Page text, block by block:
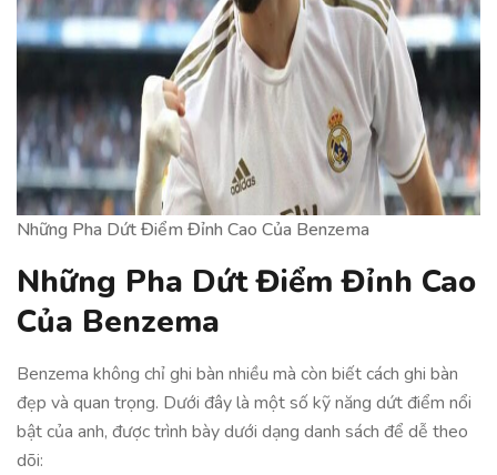
Những Pha Dứt Điểm Đỉnh Cao Của Benzema
Những Pha Dứt Điểm Đỉnh Cao
Của Benzema
Benzema không chỉ ghi bàn nhiều mà còn biết cách ghi bàn
đẹp và quan trọng. Dưới đây là một số kỹ năng dứt điểm nổi
bật của anh, được trình bày dưới dạng danh sách để dễ theo
dõi: